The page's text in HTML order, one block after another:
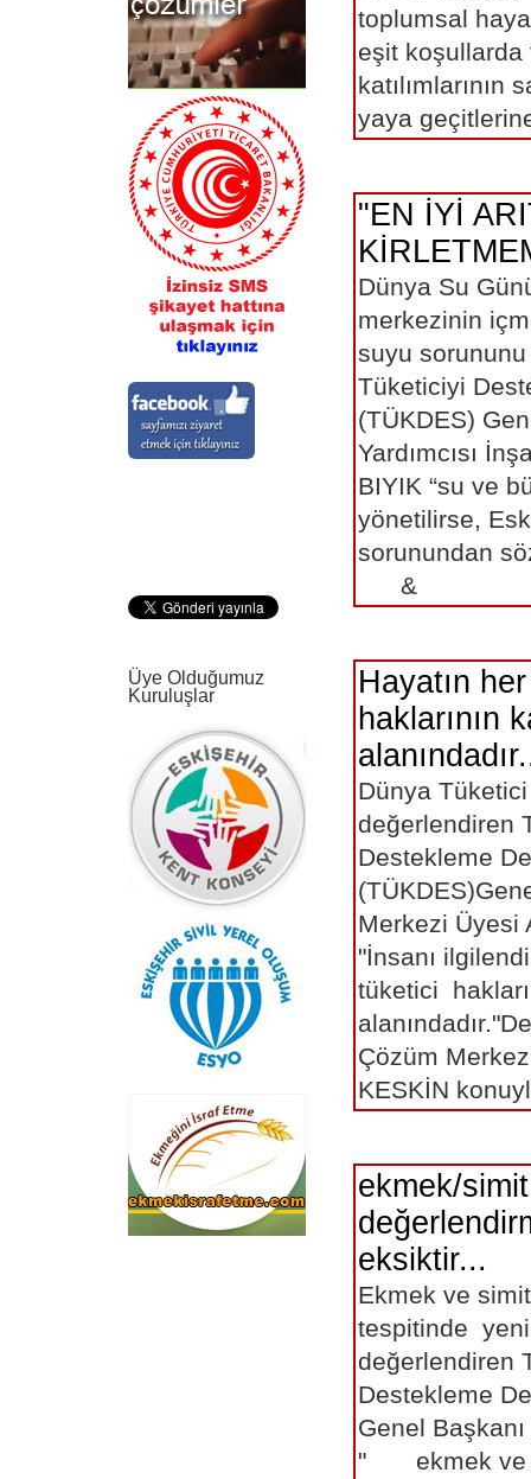
Üye Olduğumuz
Kuruluşlar
toplumsal
eşit koşullarda
katılımlarının
yaya
"EN İYİ
Dünya Su
merkezinin
suyu
Tüketiciyi
(TÜKDES)
Yardımcısı
BIYIK “su ve
yönetilirse,
sorunundan
&
Hayatın
haklarının
Dünya
değerlendiren
Destekleme
Merkezi Üyesi
"İnsanı
tüketici
Çözüm
KESKİN
ekmek/simit
eksiktir...
Ekmek ve
tespitinde
değerlendiren
Destekleme
Genel
" ekmek ve